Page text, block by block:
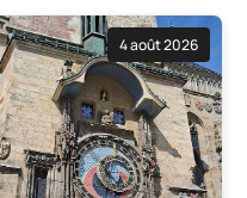
4 août 2026